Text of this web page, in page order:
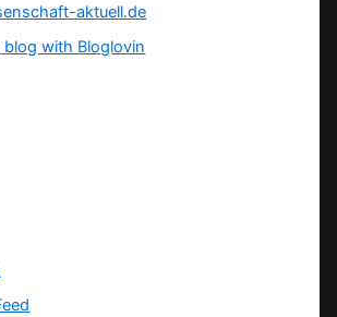
aktuell.de
blog with Bloglovin